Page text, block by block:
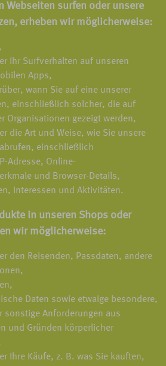
Webseiten surfen oder unsere
erheben wir möglicherweise:
Ihr Surfverhalten auf unseren
Apps,
wann Sie auf eine unserer
einschließlich solcher, die auf
Organisationen gezeigt werden,
die Art und Weise, wie Sie unsere
einschließlich
Adresse, Online-
und Browser-Details,
Interessen und Aktivitäten.
in unseren Shops oder
wir möglicherweise:
den Reisenden, Passdaten, andere
Daten sowie etwaige besondere,
sonstige Anforderungen aus
und Gründen körperlicher
Ihre Käufe, z. B. was Sie kauften,